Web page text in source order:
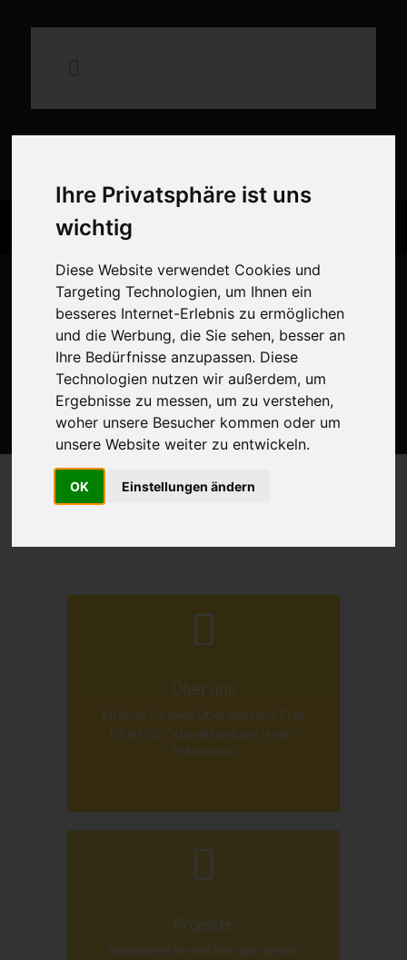
Ihre Privatsphäre ist uns
wichtig
Diese Website verwendet Cookies und
Targeting Technologien, um Ihnen ein
besseres Internet-Erlebnis zu ermöglichen
und die Werbung, die Sie sehen, besser an
Ihre Bedürfnisse anzupassen. Diese
Technologien nutzen wir außerdem, um
Ergebnisse zu messen, um zu verstehen,
woher unsere Besucher kommen oder um
unsere Website weiter zu entwickeln.
OK Einstellungen ändern
×
Mittelalterliches Spektakel auf
der Schauenburg
Erlebt Ritter, Handwerk, Musik und Gaumenfreuden in historischer
Kulisse. Seid dabei beim Mittelalterlichen Spektakel auf der
Schauenburg!
Zum Spektakel
Über uns
Erfahren Sie mehr Über den Lions Club
Oberkirch-Schauenburg und unsere
Philosophie.
Projekte
Informieren Sie sich hier über unsere